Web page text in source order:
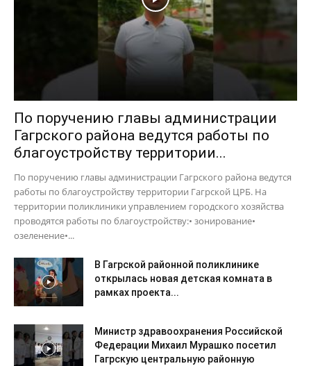
По поручению главы администрации
Гагрского района ведутся работы по
благоустройству территории...
По поручению главы администрации Гагрского района ведутся
работы по благоустройству территории Гагрской ЦРБ. На
территории поликлиники управлением городского хозяйства
проводятся работы по благоустройству:• зонирование•
озеленение•...
В Гагрской районной поликлинике
открылась новая детская комната в
рамках проекта...
Министр здравоохранения Российской
Федерации Михаил Мурашко посетил
Гагрскую центральную районную